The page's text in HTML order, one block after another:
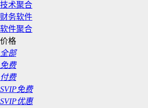
技术聚合
财务软件
软件聚合
价格
全部
免费
付费
SVIP免费
SVIP优惠